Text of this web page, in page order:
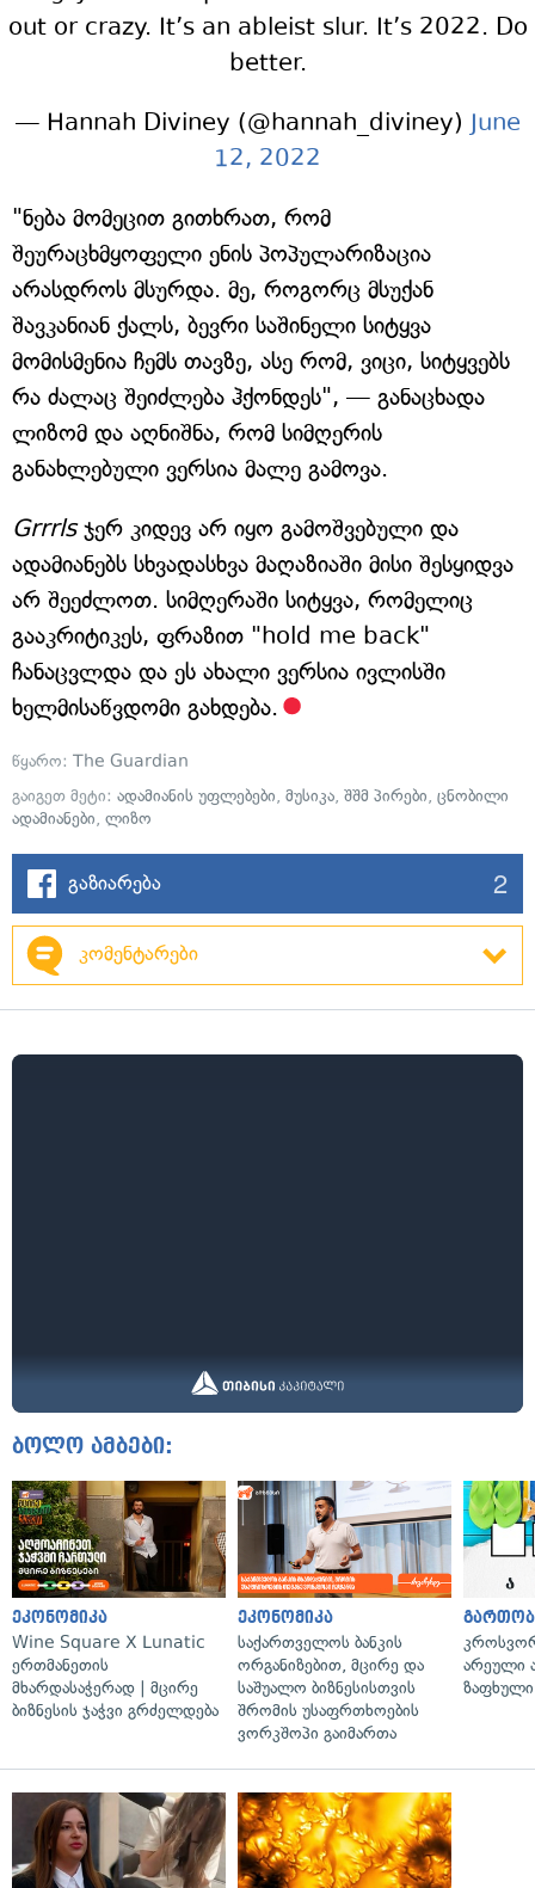
out or crazy. It’s an ableist slur. It’s 2022. Do
better.
— Hannah Diviney (@hannah_diviney) June
12, 2022
"ნება მომეცით გითხრათ, რომ
შეურაცხმყოფელი ენის პოპულარიზაცია
არასდროს მსურდა. მე, როგორც მსუქან
შავკანიან ქალს, ბევრი საშინელი სიტყვა
მომისმენია ჩემს თავზე, ასე რომ, ვიცი, სიტყვებს
რა ძალაც შეიძლება ჰქონდეს", — განაცხადა
ლიზომ და აღნიშნა, რომ სიმღერის
განახლებული ვერსია მალე გამოვა.
Grrrlsჯერ კიდევ არ იყო გამოშვებული და
ადამიანებს სხვადასხვა მაღაზიაში მისი შესყიდვა
არ შეეძლოთ. სიმღერაში სიტყვა, რომელიც
გააკრიტიკეს, ფრაზით "hold me back"
ჩანაცვლდა და ეს ახალი ვერსია ივლისში
ხელმისაწვდომი გახდება.
წყარო: The Guardian
გაიგეთ მეტი: ადამიანის უფლებები, მუსიკა, შშმ პირები, ცნობილი
ადამიანები, ლიზო
გაზიარება 2
კომენტარები
ბოლო ამბები:
ეკონომიკა
Wine Square X Lunatic
ერთმანეთის
მხარდასაჭერად | მცირე
ბიზნესის ჯაჭვი გრძელდება
ეკონომიკა
საქართველოს ბანკის
ორგანიზებით, მცირე და
საშუალო ბიზნესისთვის
შრომის უსაფრთხოების
ვორკშოპი გაიმართა
არეული